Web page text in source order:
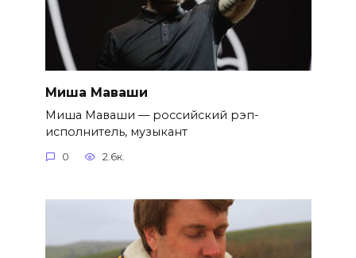
Миша Маваши
Миша Маваши — российский рэп-
исполнитель, музыкант
0 2.6к.